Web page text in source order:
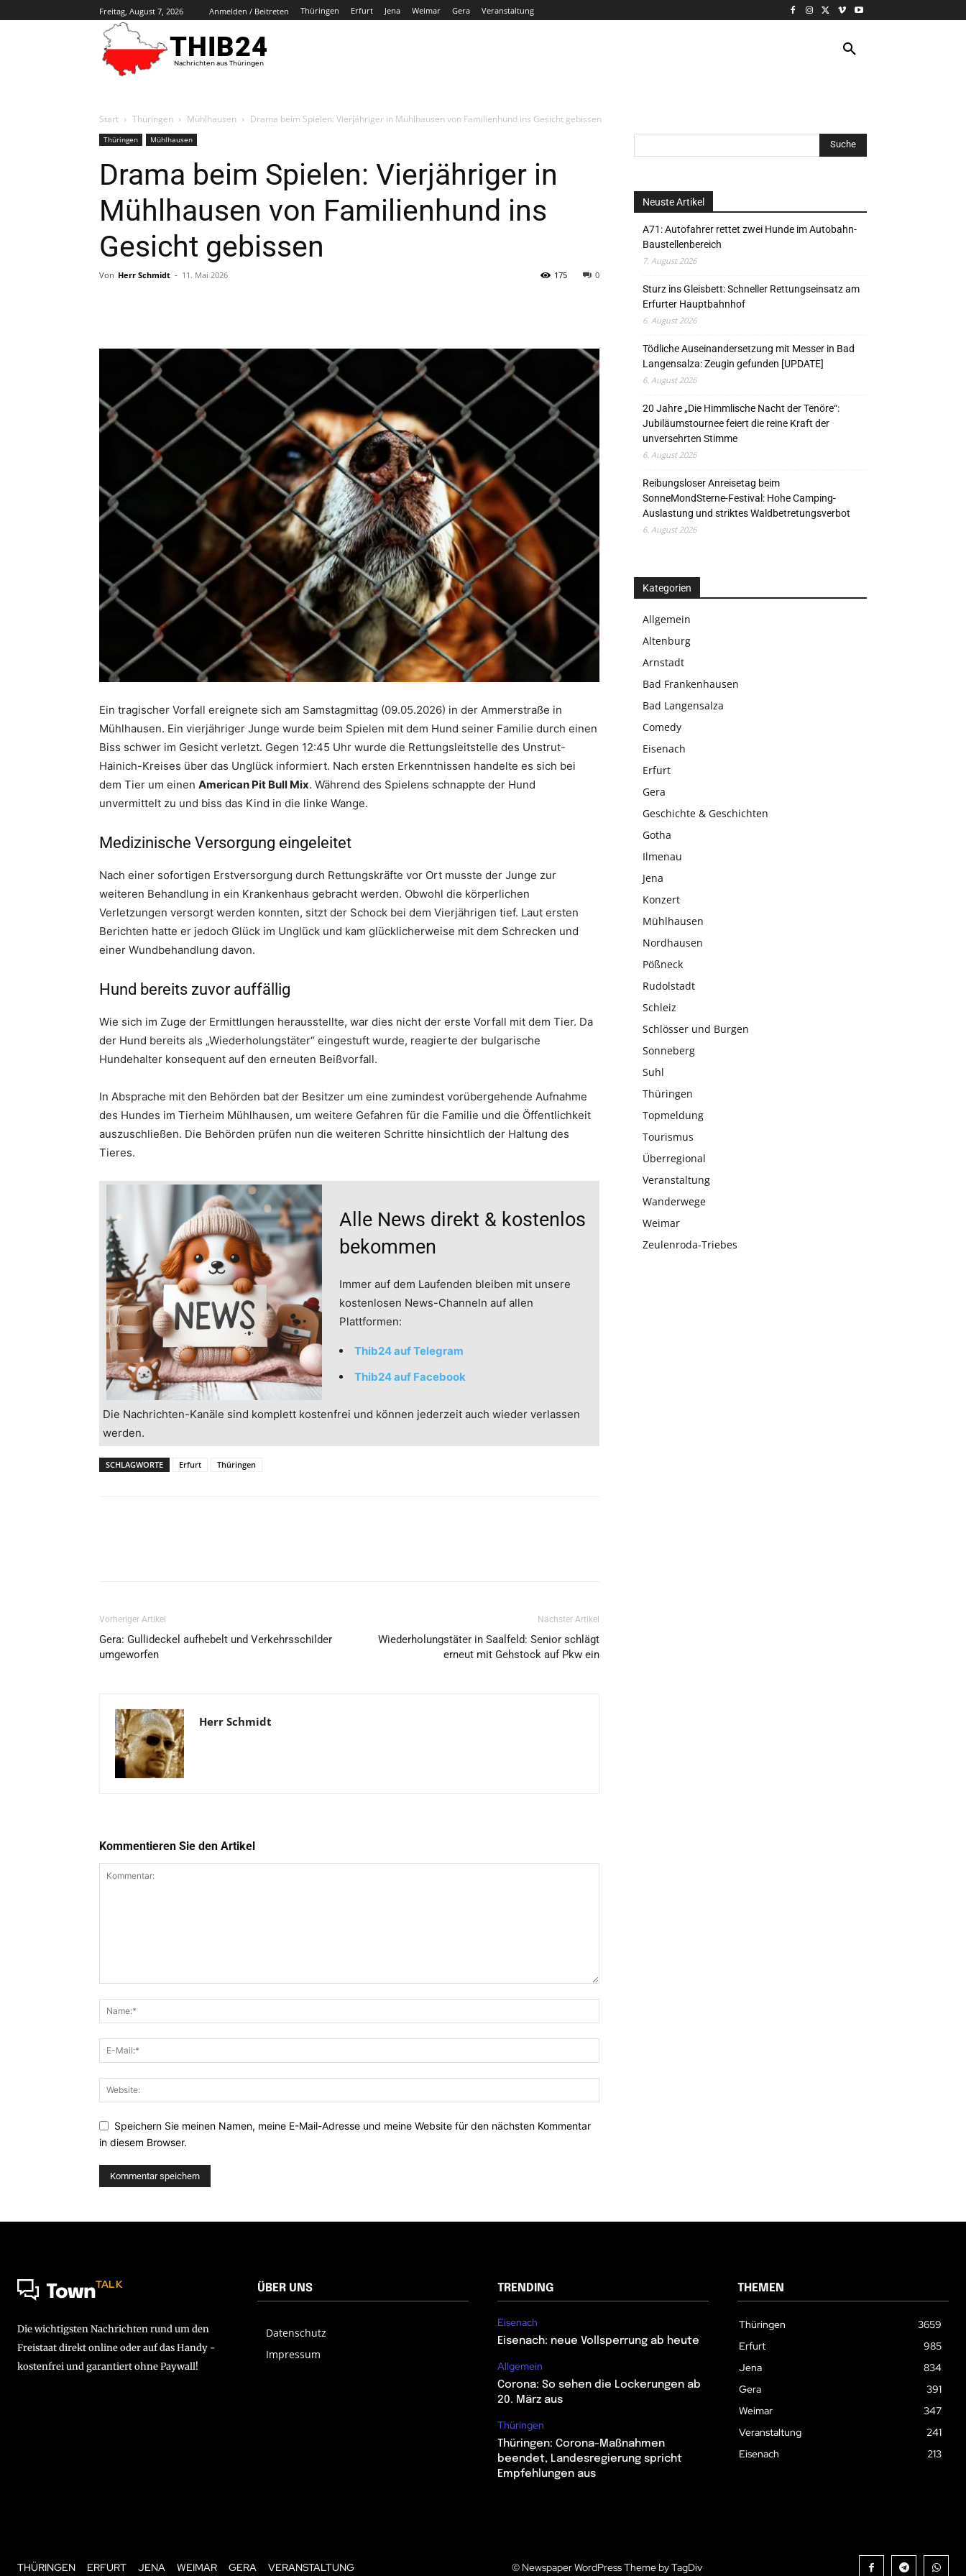
Freitag, August 7, 2026 Anmelden / Beitreten Thüringen Erfurt Jena Weimar Gera Veranstaltung
THIB24
Nachrichten aus Thüringen
Start Thüringen Mühlhausen Drama beim Spielen: Vierjähriger in Mühlhausen von Familienhund ins Gesicht gebissen
Thüringen Mühlhausen
Drama beim Spielen: Vierjähriger in
Mühlhausen von Familienhund ins
Gesicht gebissen
Von Herr Schmidt - 11. Mai 2026 0
175
Ein tragischer Vorfall ereignete sich am Samstagmittag (09.05.2026) in der Ammerstraße in
Mühlhausen. Ein vierjähriger Junge wurde beim Spielen mit dem Hund seiner Familie durch einen
Biss schwer im Gesicht verletzt. Gegen 12:45 Uhr wurde die Rettungsleitstelle des Unstrut-
Hainich-Kreises über das Unglück informiert. Nach ersten Erkenntnissen handelte es sich bei
dem Tier um einen American Pit Bull Mix. Während des Spielens schnappte der Hund
unvermittelt zu und biss das Kind in die linke Wange.
Medizinische Versorgung eingeleitet
Nach einer sofortigen Erstversorgung durch Rettungskräfte vor Ort musste der Junge zur
weiteren Behandlung in ein Krankenhaus gebracht werden. Obwohl die körperlichen
Verletzungen versorgt werden konnten, sitzt der Schock bei dem Vierjährigen tief. Laut ersten
Berichten hatte er jedoch Glück im Unglück und kam glücklicherweise mit dem Schrecken und
einer Wundbehandlung davon.
Hund bereits zuvor auffällig
Wie sich im Zuge der Ermittlungen herausstellte, war dies nicht der erste Vorfall mit dem Tier. Da
der Hund bereits als „Wiederholungstäter“ eingestuft wurde, reagierte der bulgarische
Hundehalter konsequent auf den erneuten Beißvorfall.
In Absprache mit den Behörden bat der Besitzer um eine zumindest vorübergehende Aufnahme
des Hundes im Tierheim Mühlhausen, um weitere Gefahren für die Familie und die Öffentlichkeit
auszuschließen. Die Behörden prüfen nun die weiteren Schritte hinsichtlich der Haltung des
Tieres.
Alle News direkt & kostenlos
bekommen
Immer auf dem Laufenden bleiben mit unsere
kostenlosen News-Channeln auf allen
Plattformen:
Thib24 auf Telegram
Thib24 auf Facebook
Die Nachrichten-Kanäle sind komplett kostenfrei und können jederzeit auch wieder verlassen
werden.
SCHLAGWORTE Erfurt Thüringen
Vorheriger Artikel
Gera: Gullideckel aufhebelt und Verkehrsschilder
umgeworfen
Nächster Artikel
Wiederholungstäter in Saalfeld: Senior schlägt
erneut mit Gehstock auf Pkw ein
Herr Schmidt
Kommentieren Sie den Artikel
Speichern Sie meinen Namen, meine E-Mail-Adresse und meine Website für den nächsten Kommentar
in diesem Browser.
Neuste Artikel
A71: Autofahrer rettet zwei Hunde im Autobahn-
Baustellenbereich
7. August 2026
Sturz ins Gleisbett: Schneller Rettungseinsatz am
Erfurter Hauptbahnhof
6. August 2026
Tödliche Auseinandersetzung mit Messer in Bad
Langensalza: Zeugin gefunden [UPDATE]
6. August 2026
20 Jahre „Die Himmlische Nacht der Tenöre“:
Jubiläumstournee feiert die reine Kraft der
unversehrten Stimme
6. August 2026
Reibungsloser Anreisetag beim
SonneMondSterne-Festival: Hohe Camping-
Auslastung und striktes Waldbetretungsverbot
6. August 2026
Kategorien
Allgemein
Altenburg
Arnstadt
Bad Frankenhausen
Bad Langensalza
Comedy
Eisenach
Erfurt
Gera
Geschichte & Geschichten
Gotha
Ilmenau
Jena
Konzert
Mühlhausen
Nordhausen
Pößneck
Rudolstadt
Schleiz
Schlösser und Burgen
Sonneberg
Suhl
Thüringen
Topmeldung
Tourismus
Überregional
Veranstaltung
Wanderwege
Weimar
Zeulenroda-Triebes
TownTALK
Die wichtigsten Nachrichten rund um den
Freistaat direkt online oder auf das Handy -
kostenfrei und garantiert ohne Paywall!
ÜBER UNS
Datenschutz
Impressum
TRENDING
Eisenach
Eisenach: neue Vollsperrung ab heute
Allgemein
Corona: So sehen die Lockerungen ab
20. März aus
Thüringen
Thüringen: Corona-Maßnahmen
beendet, Landesregierung spricht
Empfehlungen aus
THEMEN
Thüringen
3659
Erfurt
985
Jena
834
Gera
391
Weimar
347
Veranstaltung
241
Eisenach
213
THÜRINGEN ERFURT JENA WEIMAR GERA VERANSTALTUNG © Newspaper WordPress Theme by TagDiv